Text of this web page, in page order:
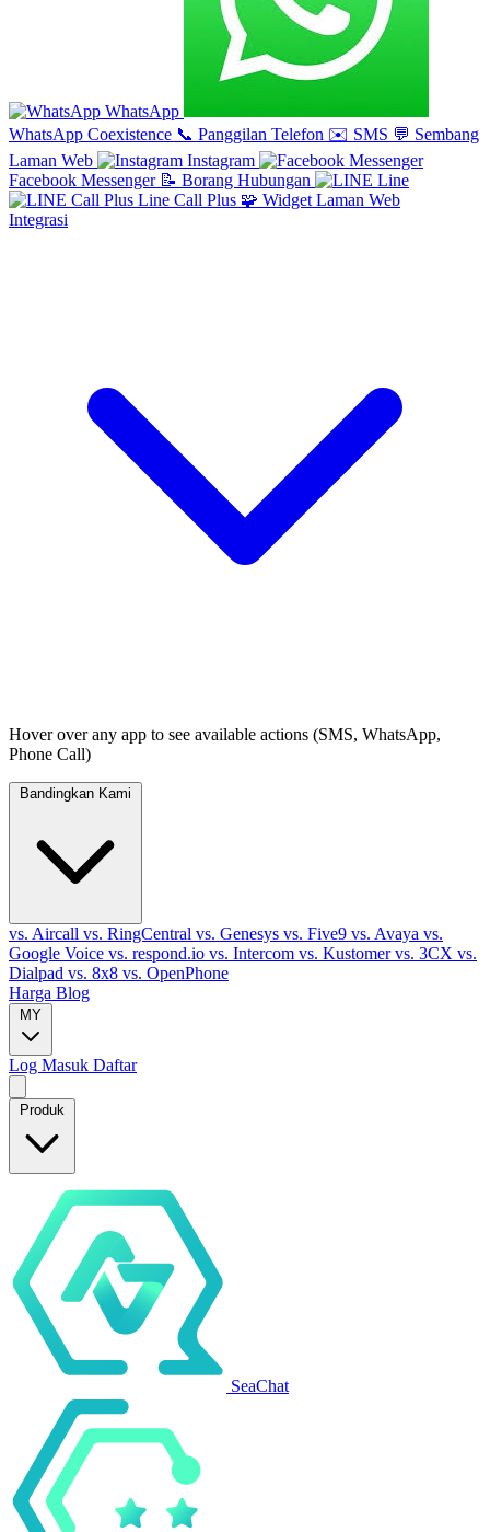
WhatsApp
WhatsApp Coexistence 📞 Panggilan Telefon ✉️ SMS 💬 Sembang
Laman Web
Instagram
Facebook Messenger 📝 Borang Hubungan
Line
Line Call Plus 🧩 Widget Laman Web
Integrasi
Hover over any app to see available actions (SMS, WhatsApp,
Phone Call)
vs. Aircall vs. RingCentral vs. Genesys vs. Five9 vs. Avaya vs.
Google Voice vs. respond.io vs. Intercom vs. Kustomervs. 3CX vs.
Dialpad vs. 8x8 vs. OpenPhone
Harga Blog
MY
Log Masuk Daftar
Produk
SeaChat